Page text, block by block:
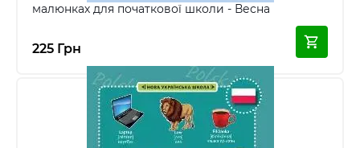
малюнках для початкової школи - Весна
225 Грн